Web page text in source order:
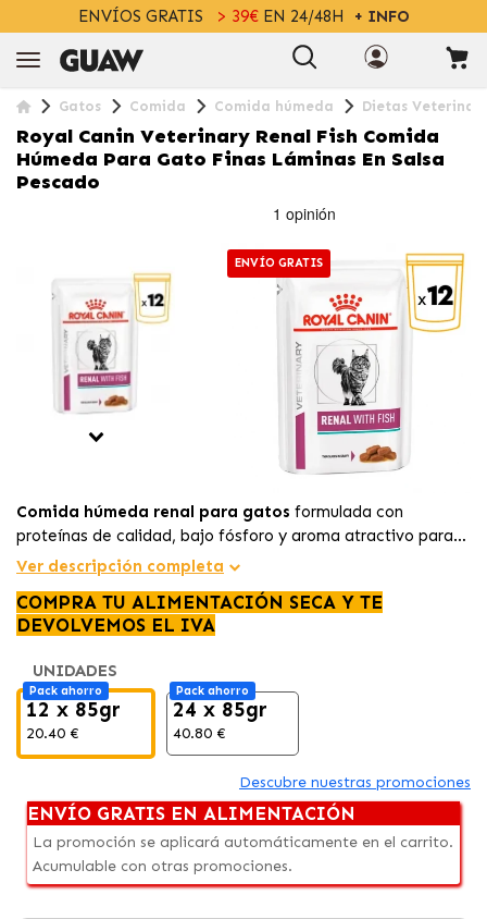
ENVÍOS GRATIS > 39€EN 24/48H + INFO
Gatos Comida Comida húmeda Dietas
Royal Canin Veterinary Renal Fish Comida
Húmeda Para Gato Finas Láminas En Salsa
Pescado
ENVÍO GRATIS
Comida húmeda renal para gatos formulada con
proteínas de calidad, bajo fósforo y aroma atractivo para
apoyar la función renal y mejorar el apetito
Ver descripción completa
COMPRA TU ALIMENTACIÓN SECA Y TE
DEVOLVEMOS EL IVA
UNIDADES
Pack ahorro
12 x 85gr
20.40 €
Pack ahorro
24 x 85gr
40.80 €
Descubre nuestras promociones
ENVÍO GRATIS EN ALIMENTACIÓN
La promoción se aplicará automáticamente en el carrito.
Acumulable con otras promociones.